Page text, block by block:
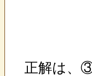
正解は、③